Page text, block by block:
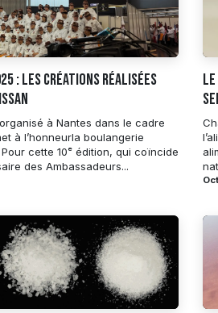
: les créations réalisées
à Nantes dans le cadre
à l’honneurla boulangerie
cette 10ᵉ édition, qui coïncide
des Ambassadeurs...